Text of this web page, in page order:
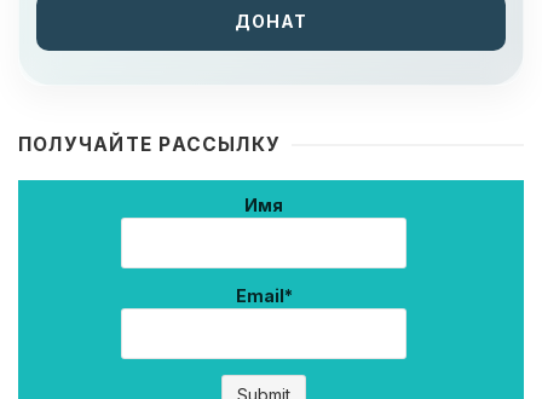
ДОНАТ
ПОЛУЧАЙТЕ РАССЫЛКУ
Имя
Email*